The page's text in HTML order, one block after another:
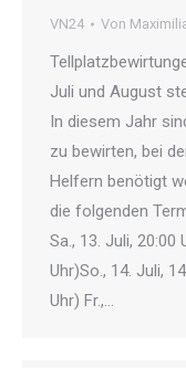
VN24 Von
Juli und August
In diesem Jahr
zu bewirten, bei
Helfern benötigt
die folgenden
Sa., 13. Juli, 20:00
Uhr)So., 14. Juli,
Uhr) Fr.,…